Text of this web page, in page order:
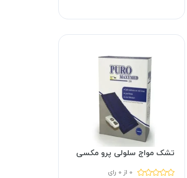
تشک مواج سلولی پرو مکسی
0 از 0 رای